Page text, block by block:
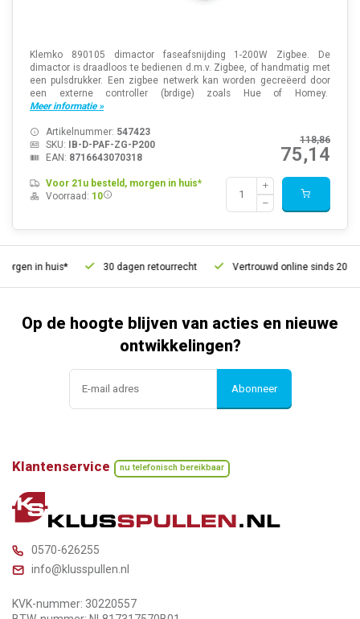
Klemko 890105 dimactor faseafsnijding 1-200W Zigbee. De
dimactor is draadloos te bedienen d.m.v. Zigbee, of handmatig met
een pulsdrukker. Een zigbee netwerk kan worden gecreëerd door
een externe controller (brdige) zoals Hue of Homey.
Meer informatie »
118,86
75,14
Artikelnummer: 547423
SKU: IB-D-PAF-ZG-P200
EAN: 8716643070318
Voor 21u besteld, morgen in huis*
Voorraad: 10
in huis* 30 dagen retourrecht Vertrouwd online sinds 2006
Op de hoogte blijven van acties en nieuwe
ontwikkelingen?
Abonneer
Klantenservice nu telefonisch bereikbaar
0570-626255
info@klusspullen.nl
KVK-nummer: 30220557